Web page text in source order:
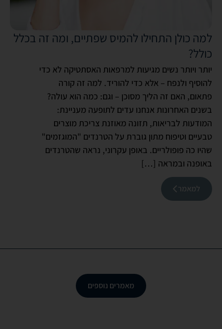
למה כולן התחילו להמיס שפתיים, ומה זה בכלל
כולל?
יותר ויותר נשים מגיעות למרפאות האסתטיקה לא כדי
להוסיף ולנפח – אלא כדי להוריד. למה זה קורה
פתאום, האם זה הליך מסוכן – וגם: כמה הוא עולה?
בשנים האחרונות אנחנו עדים לתופעה מעניינת:
המודעות לבריאות, תזונה מאוזנת צריכת מוצרים
טבעיים וטיפוח מתון גוברת על הטרנדים "המוגזמים"
שהיו כה פופולריים. באופן עקרוני, נראה שהטרנדים
באופנה ובמראה […]
למאמר
מאמרים נוספים